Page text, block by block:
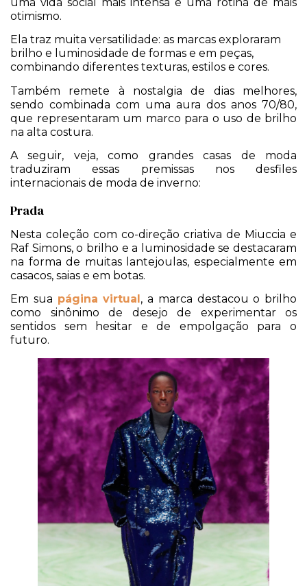
otimismo.
Ela traz muita versatilidade: as marcas exploraram
brilho e luminosidade de formas e em peças,
combinando diferentes texturas, estilos e cores.
Também remete à nostalgia de dias melhores,
sendo combinada com uma aura dos anos 70/80,
que representaram um marco para o uso de brilho
na alta costura.
A seguir, veja, como grandes casas de moda
traduziram essas premissas nos desfiles
internacionais de moda de inverno:
Prada
Nesta coleção com co-direção criativa de Miuccia e
Raf Simons, o brilho e a luminosidade se destacaram
na forma de muitas lantejoulas, especialmente em
casacos, saias e em botas.
Em sua página virtual , a marca destacou o brilho
como sinônimo de desejo de experimentar os
sentidos sem hesitar e de empolgação para o
futuro.